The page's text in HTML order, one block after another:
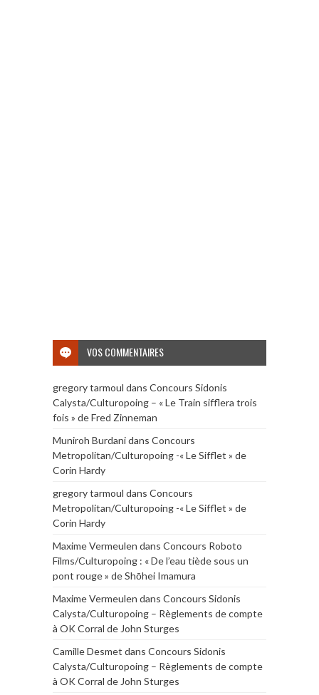
VOS COMMENTAIRES
gregory tarmoul dans Concours Sidonis
Calysta/Culturopoing – « Le Train sifflera trois
fois » de Fred Zinneman
Muniroh Burdanidans Concours
Metropolitan/Culturopoing -« Le Sifflet » de
Corin Hardy
gregory tarmoul dans Concours
Metropolitan/Culturopoing -« Le Sifflet » de
Corin Hardy
Maxime Vermeulen dans Concours Roboto
Films/Culturopoing : « De l’eau tiède sous un
pont rouge » de Shōhei Imamura
Maxime Vermeulen dans Concours Sidonis
Calysta/Culturopoing – Règlements de compte
à OK Corral de John Sturges
Camille Desmet dans Concours Sidonis
Calysta/Culturopoing – Règlements de compte
à OK Corral de John Sturges